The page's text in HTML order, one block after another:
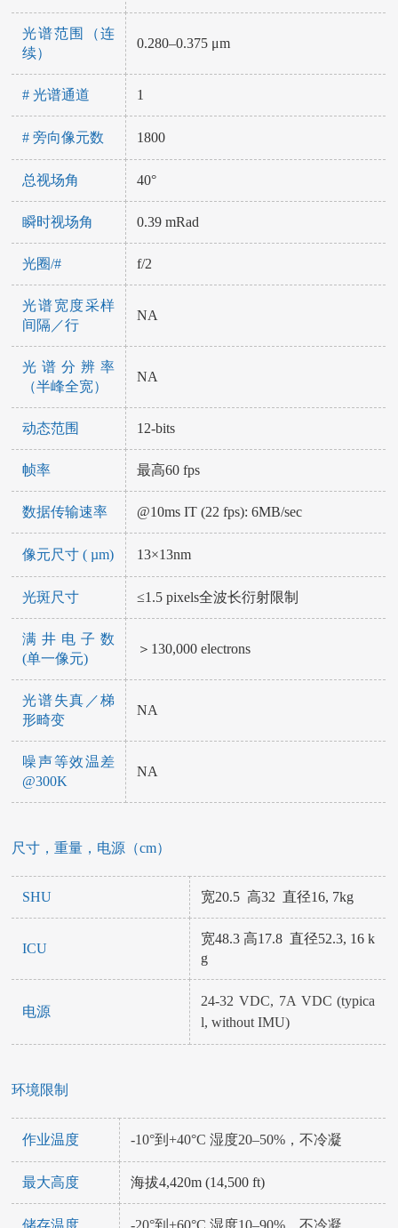
光谱范围（连
续）
0.280–0.375 μm
# 光谱通道 1
# 旁向像元数 1800
总视场角 40°
瞬时视场角 0.39 mRad
光圈/# f/2
光谱宽度采样
间隔／行
NA
光谱分辨率
（半峰全宽）
NA
动态范围 12-bits
帧率 最高60 fps
数据传输速率 @10ms IT (22 fps): 6MB/sec
像元尺寸 ( µm) 13×13nm
光斑尺寸 ≤1.5 pixels全波长衍射限制
满井电子数
(单一像元)
＞130,000 electrons
光谱失真／梯
形畸变
NA
噪声等效温差
@300K
NA
尺寸，重量，电源（cm）
SHU 宽20.5 高32 直径16, 7kg
ICU
宽48.3 高17.8 直径52.3, 16 k
g
电源
24-32 VDC, 7A VDC (typica
l, without IMU)
环境限制
作业温度 -10°到+40°C 湿度20–50%，不冷凝
最大高度 海拔4,420m (14,500 ft)
储存温度 -20°到+60°C 湿度10–90%，不冷凝